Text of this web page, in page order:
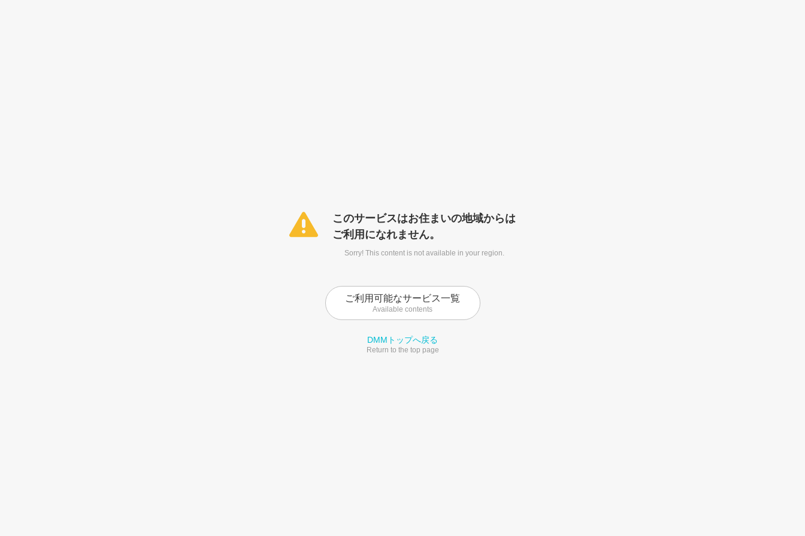
このサービスはお住まいの地域からは
ご利用になれません。
Sorry! This content is not available in your region.
ご利用可能なサービス一覧
Available contents
DMMトップへ戻る
Return to the top page